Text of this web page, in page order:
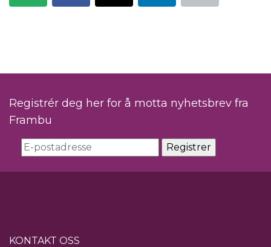
Registrér deg her for å motta nyhetsbrev fra
Frambu
KONTAKT OSS